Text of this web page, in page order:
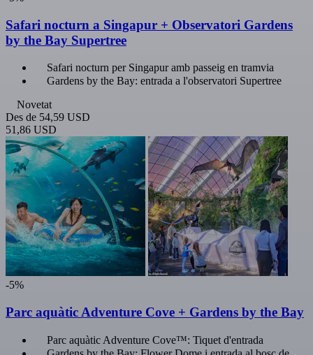
Safari nocturn a Singapur + Observatori Gardens
by the Bay Supertree
Safari nocturn per Singapur amb passeig en tramvia
Gardens by the Bay: entrada a l'observatori Supertree
Novetat
Des de 54,59 USD
51,86 USD
-5%
Parc aquàtic Adventure Cove + Gardens by the Bay
Parc aquàtic Adventure Cove™: Tiquet d'entrada